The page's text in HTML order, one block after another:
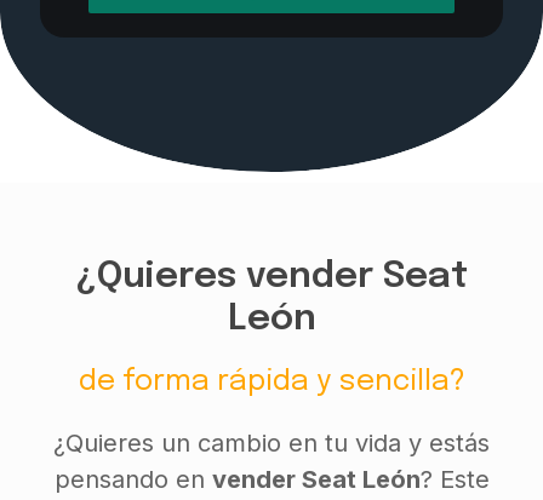
¿Quieres vender Seat
León
de forma rápida y sencilla?
¿Quieres un cambio en tu vida y estás
pensando en vender Seat León? Este